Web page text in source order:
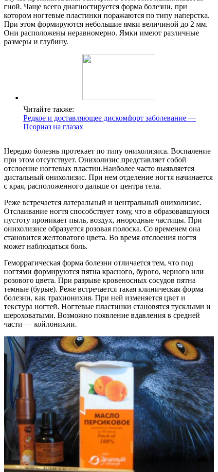
гной. Чаще всего диагностируется форма болезни, при
котором ногтевые пластинки поражаются по типу наперстка.
При этом формируются небольшие ямки величиной до 2 мм.
Они расположены неравномерно. Ямки имеют различные
размеры и глубину.
Читайте также:
Редкое и доставляющее дискомфорт заболевание —
Псориаз на глазах
Нередко болезнь протекает по типу онихолизиса. Воспаление
при этом отсутствует. Онихолизис представляет собой
отслоение ногтевых пластин.Наиболее часто выявляется
дистальный онихолизис. При нем отделение ногтя начинается
с края, расположенного дальше от центра тела.
Реже встречается латеральный и центральный онихолизис.
Отслаивание ногтя способствует тому, что в образовавшуюся
пустоту проникает пыль, воздух, инородные частицы. При
онихолизисе образуется розовая полоска. Со временем она
становится желтоватого цвета. Во время отслоения ногтя
может наблюдаться боль.
Геморрагическая форма болезни отличается тем, что под
ногтями формируются пятна красного, бурого, черного или
розового цвета. При разрыве кровеносных сосудов пятна
темные (бурые). Реже встречается такая клиническая форма
болезни, как трахионихия. При ней изменяется цвет и
текстура ногтей. Ногтевые пластинки становятся тусклыми и
шероховатыми. Возможно появление вдавления в средней
части — койлонихии.